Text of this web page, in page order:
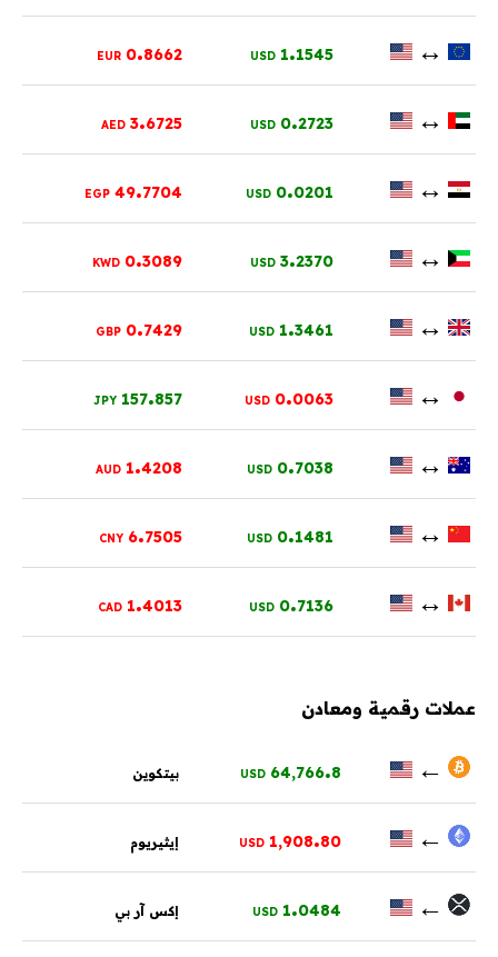
↔
1.1545
USD
0.8662
EUR
↔
0.2723
USD
3.6725
AED
↔
0.0201
USD
49.7704
EGP
↔
3.2370
USD
0.3089
KWD
↔
1.3461
USD
0.7429
GBP
↔
0.0063
USD
157.857
JPY
↔
0.7038
USD
1.4208
AUD
↔
0.1481
USD
6.7505
CNY
↔
0.7136
USD
1.4013
CAD
عملات رقمية ومعادن
←
64,766.8
USD بيتكوين
←
1,908.80
USD إيثيريوم
←
1.0484
USD إكس آر بي